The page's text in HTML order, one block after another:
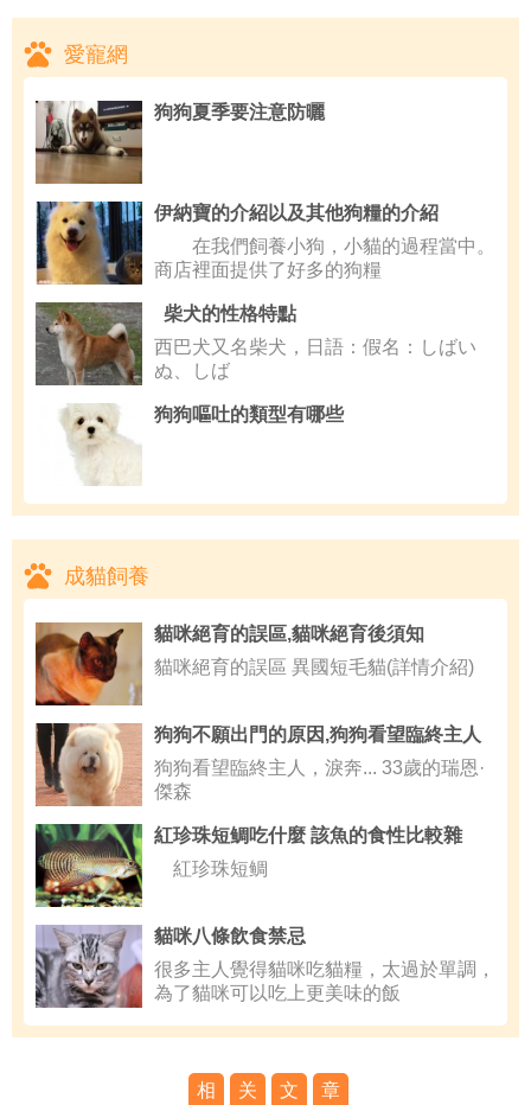
愛寵網
狗狗夏季要注意防曬
伊納寶的介紹以及其他狗糧的介紹
在我們飼養小狗，小貓的過程當中。
商店裡面提供了好多的狗糧
柴犬的性格特點
西巴犬又名柴犬，日語：假名：しばい
ぬ、しば
狗狗嘔吐的類型有哪些
成貓飼養
貓咪絕育的誤區,貓咪絕育後須知
貓咪絕育的誤區 異國短毛貓(詳情介紹)
狗狗不願出門的原因,狗狗看望臨終主人
狗狗看望臨終主人，淚奔... 33歲的瑞恩·
傑森
紅珍珠短鲷吃什麼 該魚的食性比較雜
紅珍珠短鲷
貓咪八條飲食禁忌
很多主人覺得貓咪吃貓糧，太過於單調，
為了貓咪可以吃上更美味的飯
相 关 文 章